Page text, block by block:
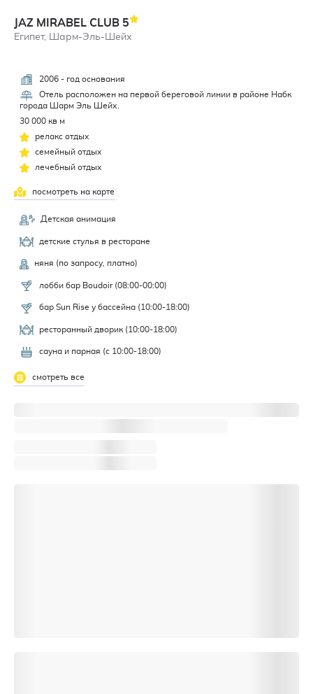
JAZ MIRABEL CLUB 5
Египет, Шарм-Эль-Шейх
2006 - год основания
Отель расположен на первой береговой линии в районе Набк
города Шарм Эль Шейх.
30 000 кв м
релакс отдых
семейный отдых
лечебный отдых
посмотреть на карте
Детская анимация
детские стулья в ресторане
няня (по запросу, платно)
лобби бар Boudoir (08:00-00:00)
бар Sun Rise у бассейна (10:00-18:00)
ресторанный дворик (10:00-18:00)
сауна и парная (с 10:00-18:00)
смотреть все